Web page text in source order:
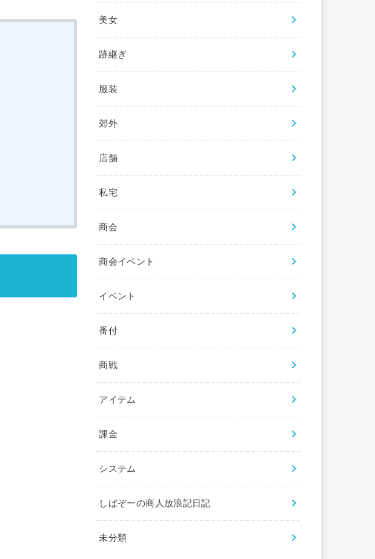
美女
跡継ぎ
服装
郊外
店舗
私宅
商会
商会イベント
イベント
番付
商戦
アイテム
課金
システム
しばぞーの商人放浪記日記
未分類